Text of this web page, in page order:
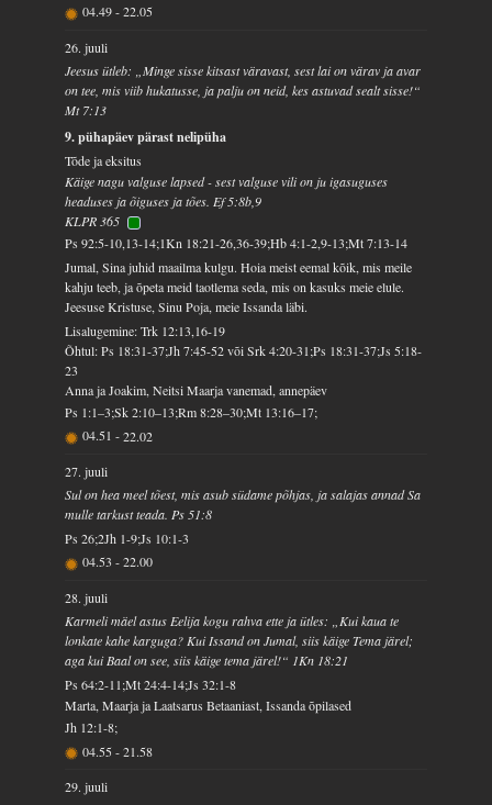
04.49-22.05
26. juuli
Jeesus ütleb: „Minge sisse kitsast väravast, sest lai on värav ja avar
on tee, mis viib hukatusse, ja palju on neid, kes astuvad sealt sisse!“
Mt 7:13
9. pühapäev pärast nelipüha
Tõde ja eksitus
Käige nagu valguse lapsed - sest valguse vili on ju igasuguses
headuses ja õiguses ja tões. Ef 5:8b,9
KLPR 365
Ps 92:5-10,13-14;1Kn 18:21-26,36-39;Hb 4:1-2,9-13;Mt 7:13-14
Jumal, Sina juhid maailma kulgu. Hoia meist eemal kõik, mis meile
kahju teeb, ja õpeta meid taotlema seda, mis on kasuks meie elule.
Jeesuse Kristuse, Sinu Poja, meie Issanda läbi.
Lisalugemine: Trk 12:13,16-19
Õhtul: Ps 18:31-37;Jh 7:45-52 või Srk 4:20-31;Ps 18:31-37;Js 5:18-
23
Anna ja Joakim, Neitsi Maarja vanemad, annepäev
Ps 1:1–3;Sk 2:10–13;Rm 8:28–30;Mt 13:16–17;
04.51 -22.02
27. juuli
Sul on hea meel tõest, mis asub südame põhjas, ja salajas annad Sa
mulle tarkust teada. Ps 51:8
Ps 26;2Jh 1-9;Js 10:1-3
04.53 -22.00
28. juuli
Karmeli mäel astus Eelija kogu rahva ette ja ütles: „Kui kaua te
lonkate kahe karguga? Kui Issand on Jumal, siis käige Tema järel;
aga kui Baal on see, siis käige tema järel!“ 1Kn 18:21
Ps 64:2-11;Mt 24:4-14;Js 32:1-8
Marta, Maarja ja Laatsarus Betaaniast, Issanda õpilased
Jh 12:1-8;
04.55-21.58
29. juuli